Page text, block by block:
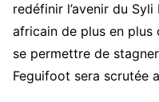
redéfinir l’avenir du
africain de plus en plus
se permettre de
Feguifoot sera scrutée